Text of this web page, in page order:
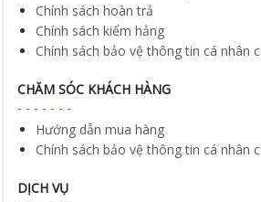
Chính sách hoàn trả
Chính sách kiểm hảng
Chính sách bảo vệ thông tin cá nhân
CHĂM SÓC KHÁCH HÀNG
Hướng dẫn mua hàng
Chính sách bảo vệ thông tin cá nhân
DỊCH VỤ